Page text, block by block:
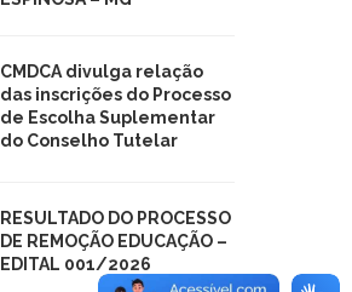
CMDCA divulga relação
das inscrições do Processo
de Escolha Suplementar
do Conselho Tutelar
RESULTADO DO PROCESSO
DE REMOÇÃO EDUCAÇÃO –
EDITAL 001/2026